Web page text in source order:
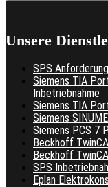
Unsere
SPS
Siemens TIA
Inbetriebnahme
Siemens TIA
Siemens
Siemens PCS 7
Beckhoff
Beckhoff
SPS
Eplan